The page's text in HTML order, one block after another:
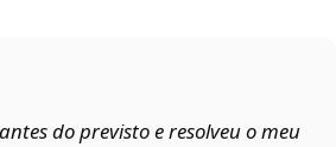
do previsto e resolveu o meu